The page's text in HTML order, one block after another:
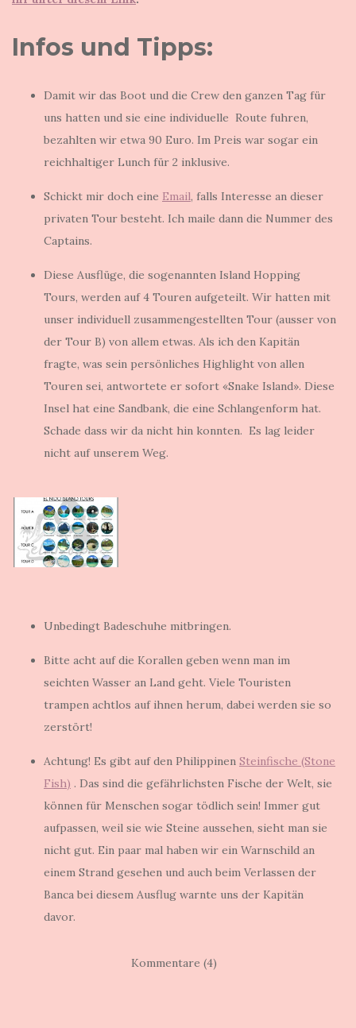
Infos und Tipps:
Damit wir das Boot und die Crew den ganzen Tag für
uns hatten und sie eine individuelle Route fuhren,
bezahlten wir etwa 90 Euro. Im Preis war sogar ein
reichhaltiger Lunch für 2 inklusive.
Schickt mir doch eine Email, falls Interesse an dieser
privaten Tour besteht. Ich maile dann die Nummer des
Captains.
Diese Ausflüge, die sogenannten Island Hopping
Tours, werden auf 4 Touren aufgeteilt. Wir hatten mit
unser individuell zusammengestellten Tour (ausser von
der Tour B) von allem etwas. Als ich den Kapitän
fragte, was sein persönliches Highlight von allen
Touren sei, antwortete er sofort «Snake Island». Diese
Insel hat eine Sandbank, die eine Schlangenform hat.
Schade dass wir da nicht hin konnten. Es lag leider
nicht auf unserem Weg.
Unbedingt Badeschuhe mitbringen.
Bitte acht auf die Korallen geben wenn man im
seichten Wasser an Land geht. Viele Touristen
trampen achtlos auf ihnen herum, dabei werden sie so
zerstört!
Achtung! Es gibt auf den Philippinen Steinfische (Stone
Fish) . Das sind die gefährlichsten Fische der Welt, sie
können für Menschen sogar tödlich sein! Immer gut
aufpassen, weil sie wie Steine aussehen, sieht man sie
nicht gut. Ein paar mal haben wir ein Warnschild an
einem Strand gesehen und auch beim Verlassen der
Banca bei diesem Ausflug warnte uns der Kapitän
davor.
Kommentare (4)